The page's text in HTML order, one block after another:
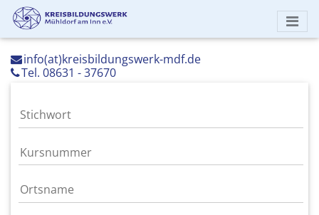
info(at)kreisbildungswerk-mdf.de
Tel. 08631 - 37670